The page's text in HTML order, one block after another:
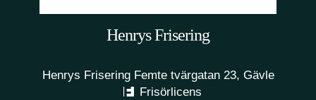
Henrys Frisering
Henrys Frisering Femte tvärgatan 23, Gävle
Frisörlicens